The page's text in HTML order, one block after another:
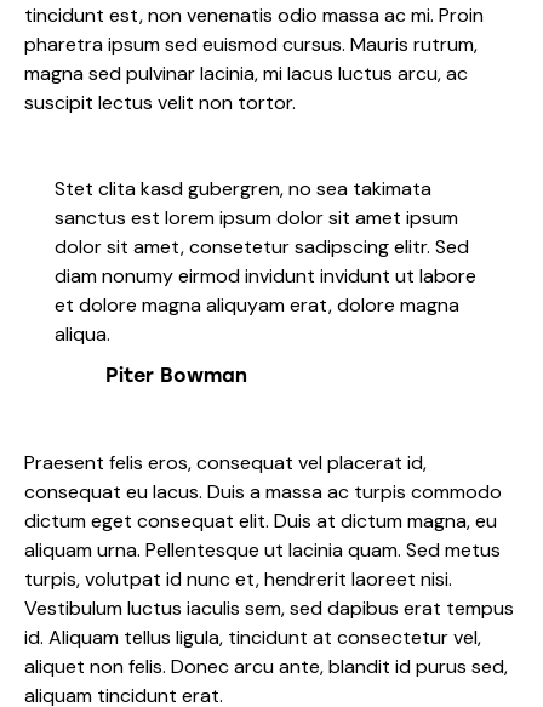
tincidunt est, non venenatis odio massa ac mi. Proin
pharetra ipsum sed euismod cursus. Mauris rutrum,
magna sed pulvinar lacinia, mi lacus luctus arcu, ac
suscipit lectus velit non tortor.
Stet clita kasd gubergren, no sea takimata
sanctus est lorem ipsum dolor sit amet ipsum
dolor sit amet, consetetur sadipscing elitr. Sed
diam nonumy eirmod invidunt invidunt ut labore
et dolore magna aliquyam erat, dolore magna
aliqua.
Piter Bowman
Praesent felis eros, consequat vel placerat id,
consequat eu lacus. Duis a massa ac turpis commodo
dictum eget consequat elit. Duis at dictum magna, eu
aliquam urna. Pellentesque ut lacinia quam. Sed metus
turpis, volutpat id nunc et, hendrerit laoreet nisi.
Vestibulum luctus iaculis sem, sed dapibus erat tempus
id. Aliquam tellus ligula, tincidunt at consectetur vel,
aliquet non felis. Donec arcu ante, blandit id purus sed,
aliquam tincidunt erat.